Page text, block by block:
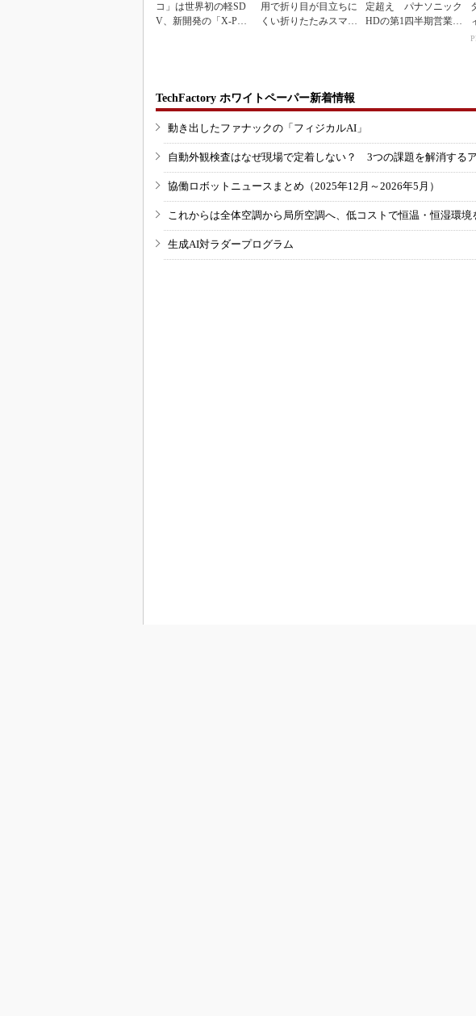
コ」は世界初の軽SD
V、新開発の「X-PAC
用で折り目が目立ちに
くい折りたたみスマホ
定超え パナソニック
HDの第1四半期営業利
TechFactory ホワイトペーパー新着情報
動き出したファナックの「フィジカルAI」
自動外観検査はなぜ現場で定着しない？ 3つの課題を解消する
協働ロボットニュースまとめ（2025年12月～2026年5月）
これからは全体空調から局所空調へ、低コストで恒温・恒湿環境
生成AI対ラダープログラム